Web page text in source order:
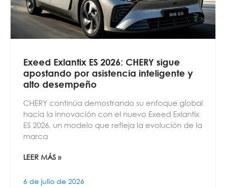
Exeed Exlantix ES 2026: CHERY sigue
apostando por asistencia inteligente y
alto desempeño
CHERY continúa demostrando su enfoque global
hacia la innovación con el nuevo Exeed Exlantix
ES 2026, un modelo que refleja la evolución de la
marca
LEER MÁS »
6 de julio de 2026